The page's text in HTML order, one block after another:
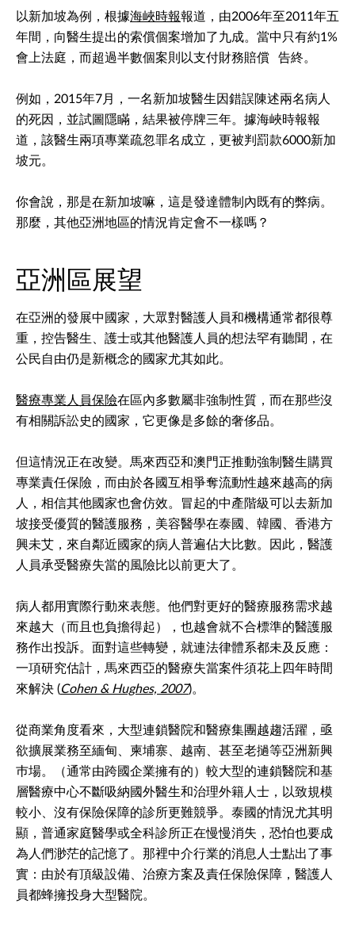
以新加坡為例，根據海峽時報報道，由2006年至2011年五
年間，向醫生提出的索償個案增加了九成。當中只有約1%
會上法庭，而超過半數個案則以支付財務賠償
告終。
例如，2015年7月，一名新加坡醫生因錯誤陳述兩名病人
的死因，並試圖隱瞞，結果被停牌三年。據海峽時報報
道，該醫生兩項專業疏忽罪名成立，更被判罰款6000新加
坡元。
你會說，那是在新加坡嘛，這是發達體制內既有的弊病。
那麼，其他亞洲地區的情況肯定會不一樣嗎？
亞洲區展望
在亞洲的發展中國家，大眾對醫護人員和機構通常都很尊
重，控告醫生、護士或其他醫護人員的想法罕有聽聞，在
公民自由仍是新概念的國家尤其如此。
醫療專業人員保險在區內多數屬非強制性質，而在那些沒
有相關訴訟史的國家，它更像是多餘的奢侈品。
但這情況正在改變。馬來西亞和澳門正推動強制醫生購買
專業責任保險，而由於各國互相爭奪流動性越來越高的病
人，相信其他國家也會仿效。冒起的中產階級可以去新加
坡接受優質的醫護服務，美容醫學在泰國、韓國、香港方
興未艾，來自鄰近國家的病人普遍佔大比數。因此，醫護
人員承受醫療失當的風險比以前更大了。
病人都用實際行動來表態。他們對更好的醫療服務需求越
來越大（而且也負擔得起），也越會就不合標準的醫護服
務作出投訴。面對這些轉變，就連法律體系都未及反應：
一項研究估計，馬來西亞的醫療失當案件須花上四年時間
來解決 (Cohen & Hughes, 2007)。
從商業角度看來，大型連鎖醫院和醫療集團越趨活躍，亟
欲擴展業務至緬甸、柬埔寨、越南、甚至老撾等亞洲新興
巿場。（通常由跨國企業擁有的）較大型的連鎖醫院和基
層醫療中心不斷吸納國外醫生和治理外籍人士，以致規模
較小、沒有保險保障的診所更難競爭。泰國的情況尤其明
顯，普通家庭醫學或全科診所正在慢慢消失，恐怕也要成
為人們渺茫的記憶了。那裡中介行業的消息人士點出了事
實：由於有頂級設備、治療方案及責任保險保障，醫護人
員都蜂擁投身大型醫院。